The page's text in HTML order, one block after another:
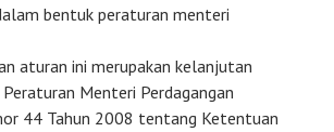
bentuk peraturan menteri
aturan ini merupakan kelanjutan
Menteri Perdagangan
44 Tahun 2008 tentang Ketentuan